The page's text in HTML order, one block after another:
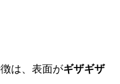
は、表面がギザギザ